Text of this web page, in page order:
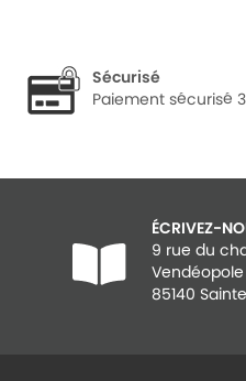
Sécurisé
Paiement sécurisé
ÉCRIVEZ-
9 rue du
85140